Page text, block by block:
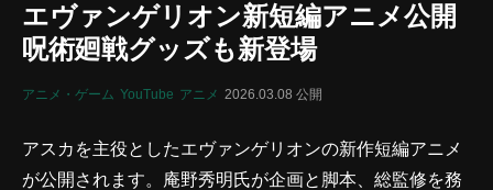
エヴァンゲリオン新短編アニメ公開
呪術廻戦グッズも新登場
アニメ・ゲーム YouTube アニメ 2026.03.08 公開
アスカを主役としたエヴァンゲリオンの新作短編アニメ
が公開されます。庵野秀明氏が企画と脚本、総監修を務